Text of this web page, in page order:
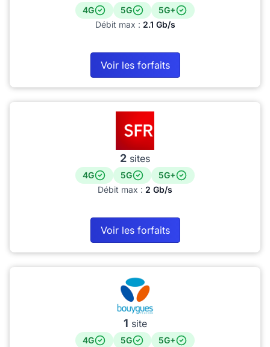
4G 5G
5G+
Débit max : 2.1 Gb/s
Voir les forfaits
2 sites
4G 5G
5G+
Débit max : 2 Gb/s
Voir les forfaits
1 site
4G 5G
5G+